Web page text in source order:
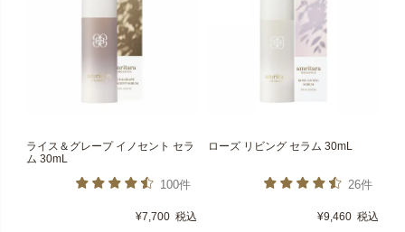
ライス＆グレープ イノセント セラ
ム 30mL
100件
¥7,700 税込
ローズ リビング セラム 30mL
26件
¥9,460 税込